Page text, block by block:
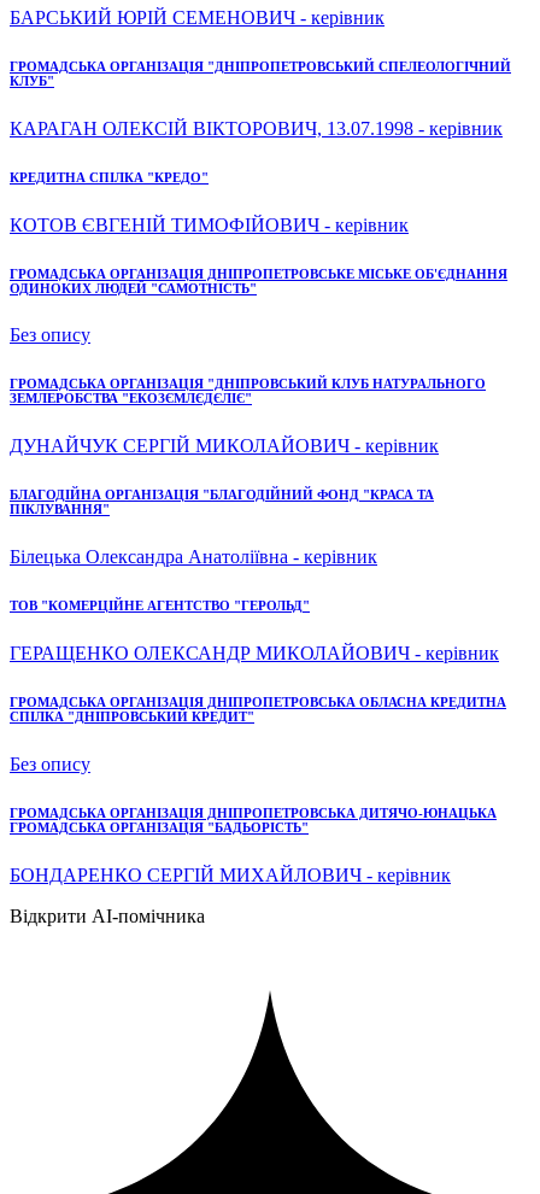
БАРСЬКИЙ ЮРІЙ СЕМЕНОВИЧ - керівник
ГРОМАДСЬКА ОРГАНІЗАЦІЯ "ДНІПРОПЕТРОВСЬКИЙ СПЕЛЕОЛОГІЧНИЙ
КЛУБ"
КАРАГАН ОЛЕКСІЙ ВІКТОРОВИЧ, 13.07.1998 - керівник
КРЕДИТНА СПІЛКА "КРЕДО"
КОТОВ ЄВГЕНІЙ ТИМОФІЙОВИЧ - керівник
ГРОМАДСЬКА ОРГАНІЗАЦІЯ ДНІПРОПЕТРОВСЬКЕ МІСЬКЕ ОБ'ЄДНАННЯ
ОДИНОКИХ ЛЮДЕЙ "САМОТНІСТЬ"
Без опису
ГРОМАДСЬКА ОРГАНІЗАЦІЯ "ДНІПРОВСЬКИЙ КЛУБ НАТУРАЛЬНОГО
ЗЕМЛЕРОБСТВА "ЕКОЗЄМЛЄДЄЛІЄ"
ДУНАЙЧУК СЕРГІЙ МИКОЛАЙОВИЧ - керівник
БЛАГОДІЙНА ОРГАНІЗАЦІЯ "БЛАГОДІЙНИЙ ФОНД "КРАСА ТА
ПІКЛУВАННЯ"
Білецька Олександра Анатоліївна - керівник
ТОВ "КОМЕРЦІЙНЕ АГЕНТСТВО "ГЕРОЛЬД"
ГЕРАЩЕНКО ОЛЕКСАНДР МИКОЛАЙОВИЧ - керівник
ГРОМАДСЬКА ОРГАНІЗАЦІЯ ДНІПРОПЕТРОВСЬКА ОБЛАСНА КРЕДИТНА
СПІЛКА "ДНІПРОВСЬКИЙ КРЕДИТ"
Без опису
ГРОМАДСЬКА ОРГАНІЗАЦІЯ ДНІПРОПЕТРОВСЬКА ДИТЯЧО-ЮНАЦЬКА
ГРОМАДСЬКА ОРГАНІЗАЦІЯ "БАДЬОРІСТЬ"
БОНДАРЕНКО СЕРГІЙ МИХАЙЛОВИЧ - керівник
Відкрити AI-помічника